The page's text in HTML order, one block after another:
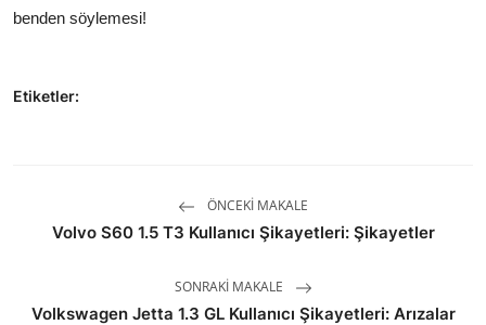
benden söylemesi!
Etiketler:
ÖNCEKI MAKALE
Volvo S60 1.5 T3 Kullanıcı Şikayetleri: Şikayetler
SONRAKI MAKALE
Volkswagen Jetta 1.3 GL Kullanıcı Şikayetleri: Arızalar